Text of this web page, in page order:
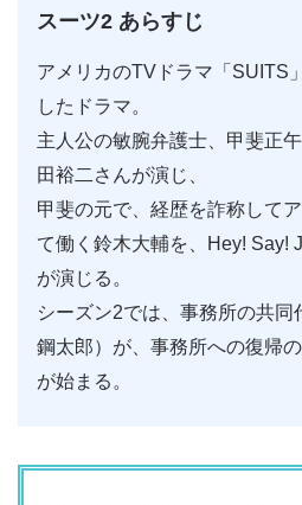
スーツ2 あらすじ
アメリカのTVドラマ「SUITS
したドラマ。
主人公の敏腕弁護士、甲斐正
田裕二さんが演じ、
甲斐の元で、経歴を詐称して
て働く鈴木大輔を、Hey! Say!
が演じる。
シーズン2では、事務所の共同
鋼太郎）が、事務所への復帰
が始まる。